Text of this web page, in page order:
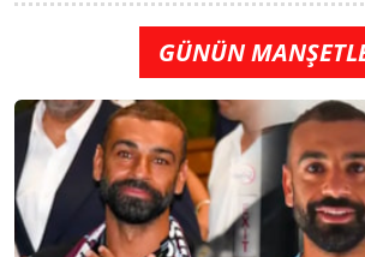
GÜNÜN